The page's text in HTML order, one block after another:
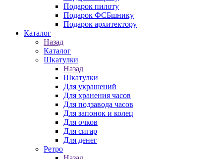
Подарок пилоту
Подарок ФСБшнику
Подарок архитектору
Каталог
Назад
Каталог
Шкатулки
Назад
Шкатулки
Для украшений
Для хранения часов
Для подзавода часов
Для запонок и колец
Для очков
Для сигар
Для денег
Ретро